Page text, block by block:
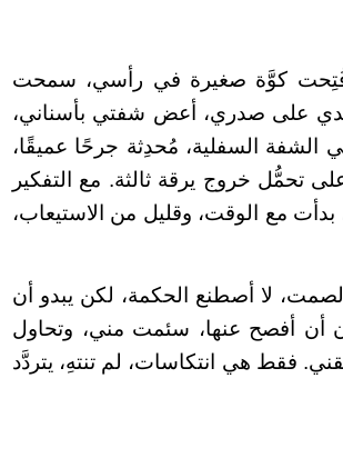
فُتِحت كوَّة صغيرة في رأسي، سمحت
على صدري، أعض شفتي بأسناني،
الشفة السفلية، مُحدِثة جرحًا عميقًا،
تحمُّل خروج يرقة ثالثة. مع التفكير
مع الوقت، وقليل من الاستيعاب،
لا أصطنع الحكمة، لكن يبدو أن
أن أفصح عنها، سئمت مني، وتحاول
فقط هي انتكاسات، لم تنتهِ، يتردَّد